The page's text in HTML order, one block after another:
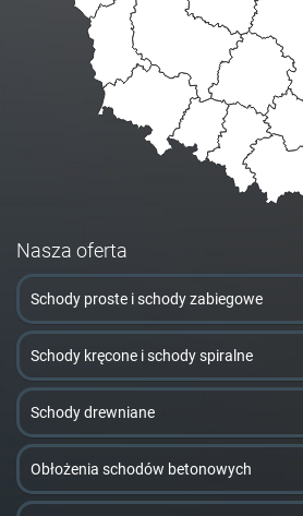
Nasza oferta
Schody proste i schody zabiegowe
Schody kręcone i schody spiralne
Schody drewniane
Obłożenia schodów betonowych